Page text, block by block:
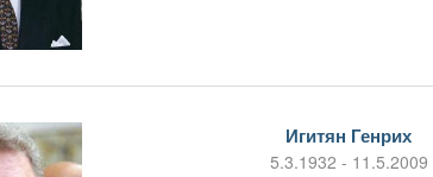
Игитян Генрих
5.3.1932 - 11.5.2009